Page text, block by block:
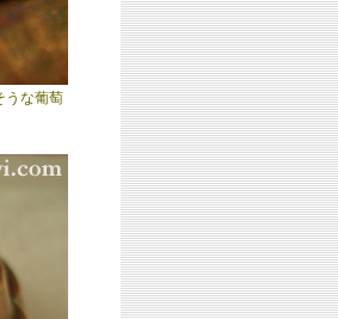
うな葡萄